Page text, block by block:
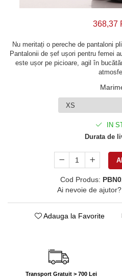
368,37
Nu meritați o pereche de pantaloni
Pantalonii de șef ușori pentru femei
este ușor pe picioare, agil în
IN
Durata de
Cod Produs:
Ai nevoie de ajutor?
Adauga la Favorite
Transport Gratuit > 700 Lei